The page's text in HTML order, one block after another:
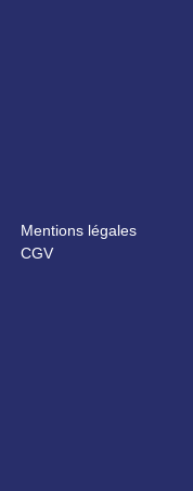
Mentions légales
CGV